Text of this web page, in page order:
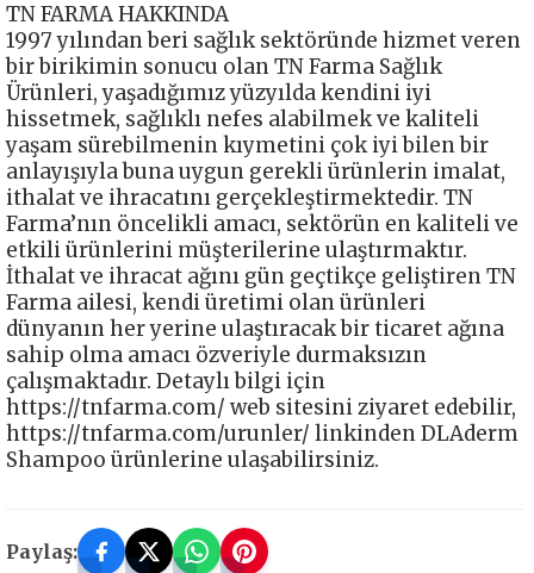
TN FARMA HAKKINDA
1997 yılından beri sağlık sektöründe hizmet veren
bir birikimin sonucu olan TN Farma Sağlık
Ürünleri, yaşadığımız yüzyılda kendini iyi
hissetmek, sağlıklı nefes alabilmek ve kaliteli
yaşam sürebilmenin kıymetini çok iyi bilen bir
anlayışıyla buna uygun gerekli ürünlerin imalat,
ithalat ve ihracatını gerçekleştirmektedir. TN
Farma’nın öncelikli amacı, sektörün en kaliteli ve
etkili ürünlerini müşterilerine ulaştırmaktır.
İthalat ve ihracat ağını gün geçtikçe geliştiren TN
Farma ailesi, kendi üretimi olan ürünleri
dünyanın her yerine ulaştıracak bir ticaret ağına
sahip olma amacı özveriyle durmaksızın
çalışmaktadır. Detaylı bilgi için
https://tnfarma.com/ web sitesini ziyaret edebilir,
https://tnfarma.com/urunler/ linkinden DLAderm
Shampoo ürünlerine ulaşabilirsiniz.
Paylaş: